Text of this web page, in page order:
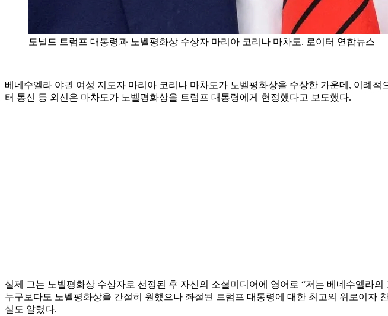
도널드 트럼프 대통령과 노벨평화상 수상자 마리아 코리나 마차도. 로이터 연합뉴스
베네수엘라 야권 여성 지도자 마리아 코리나 마차도가 노벨평화상을 수상한 가운데, 이례
터 통신 등 외신은 마차도가 노벨평화상을 트럼프 대통령에게 헌정했다고 보도했다.
실제 그는 노벨평화상 수상자로 선정된 후 자신의 소셜미디어에 영어로 “저는 베네수엘라
누구보다도 노벨평화상을 간절히 원했으나 좌절된 트럼프 대통령에 대한 최고의 위로이자
실도 알렸다.